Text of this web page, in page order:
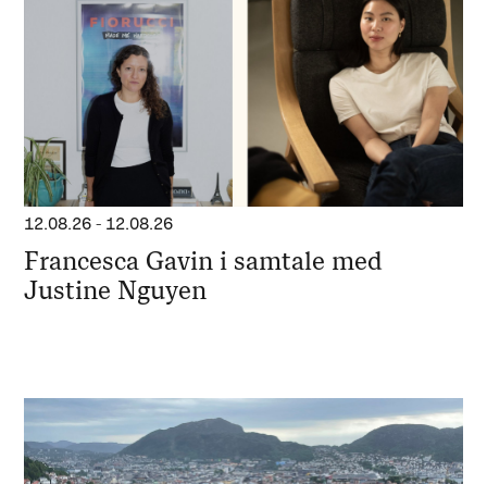
12.08.26 - 12.08.26
Francesca Gavin i samtale med
Justine Nguyen